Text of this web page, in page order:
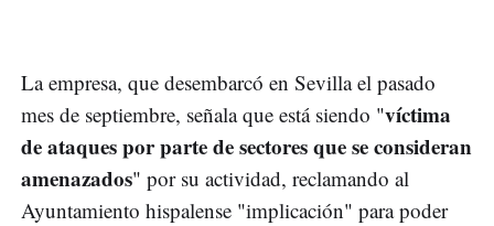
La empresa, que desembarcó en Sevilla el pasado
mes de septiembre, señala que está siendo "víctima
de ataques por parte de sectores que se consideran
amenazados" por su actividad, reclamando al
Ayuntamiento hispalense "implicación" para poder